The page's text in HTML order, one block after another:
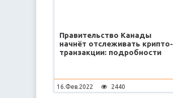
Правительство Канады
начнёт отслеживать крипто-
транзакции: подробности
16.Фев.2022 2440